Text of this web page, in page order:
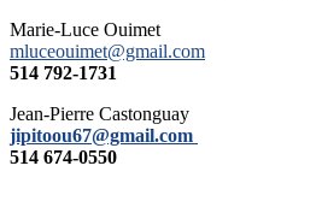
Marie-Luce Ouimet
mluceouimet@gmail.com
514 792-1731
Jean-Pierre Castonguay
jipitoou67@gmail.com
514 674-0550